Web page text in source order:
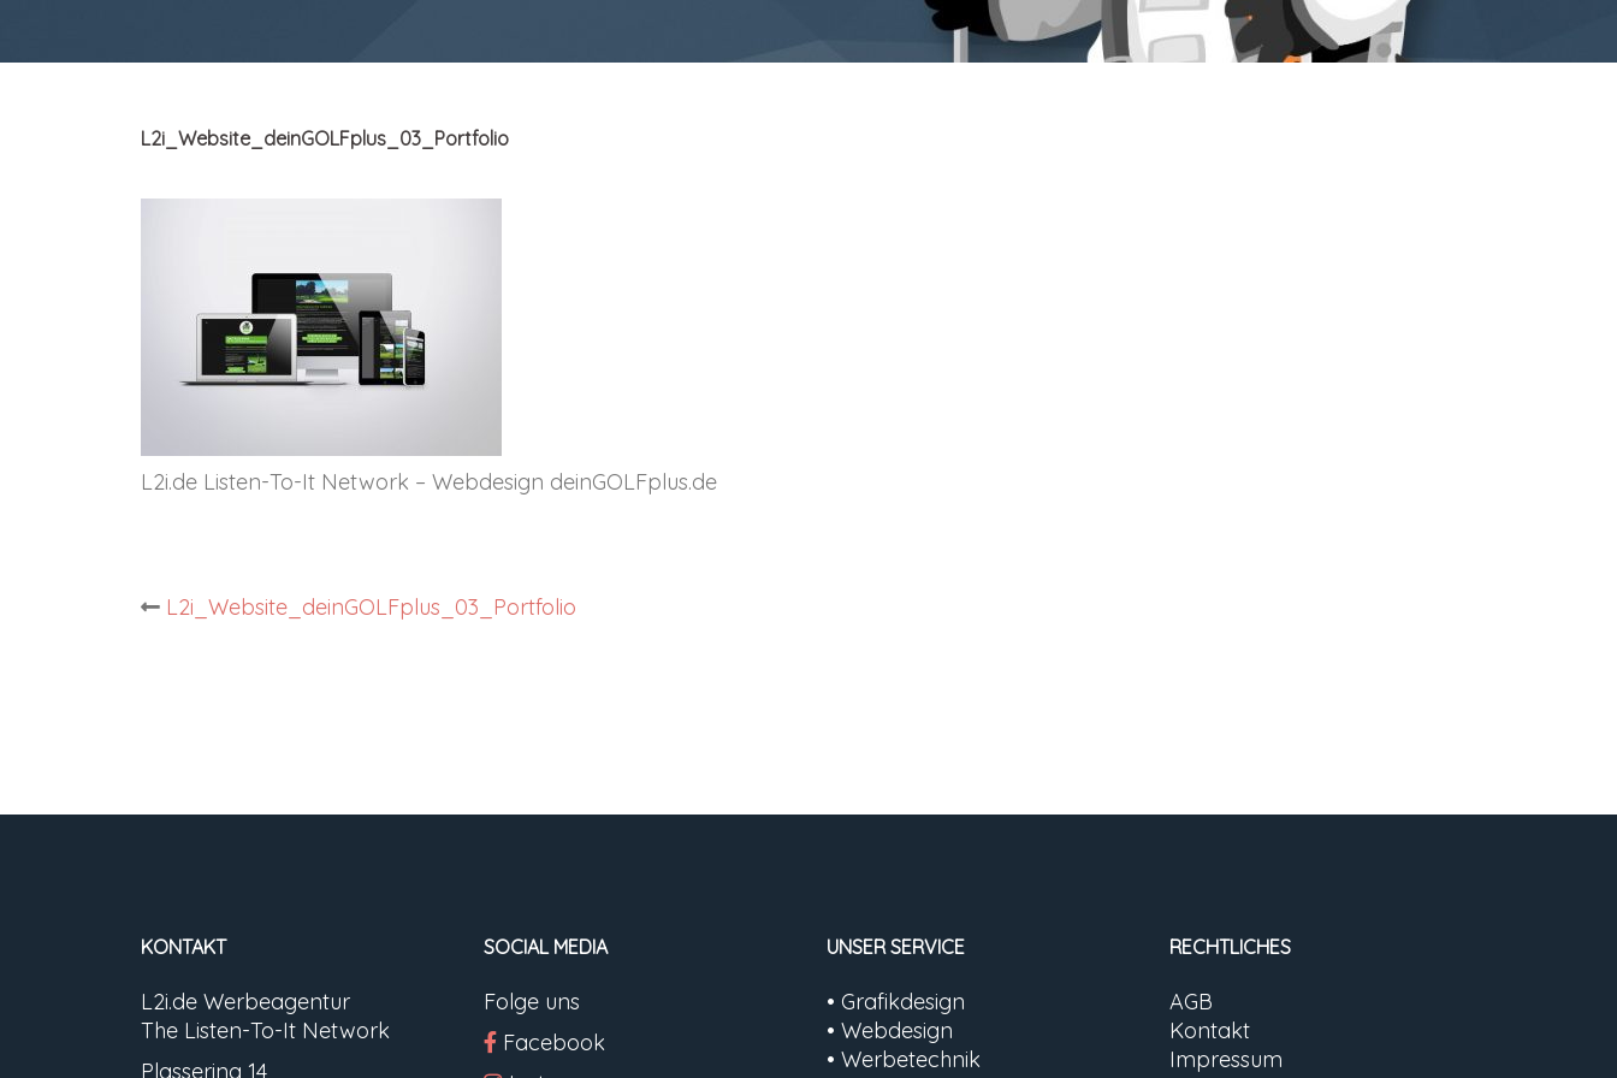
L2i_Website_deinGOLFplus_03_Portfolio
L2i.de Listen-To-It Network – Webdesign deinGOLFplus.de
Post
L2i_Website_deinGOLFplus_03_Portfolio
KONTAKT
L2i.de Werbeagentur
The Listen-To-It Network
Plassering 14
SOCIAL MEDIA
Folge uns
Facebook
UNSER SERVICE
• Grafikdesign
• Webdesign
• Werbetechnik
RECHTLICHES
AGB
Kontakt
Impressum